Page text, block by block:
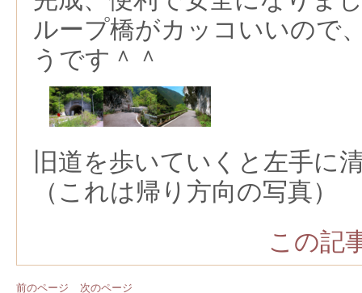
ループ橋がカッコいいので
うです＾＾
旧道を歩いていくと左手に
（これは帰り方向の写真）
この記
前のページ 次のページ